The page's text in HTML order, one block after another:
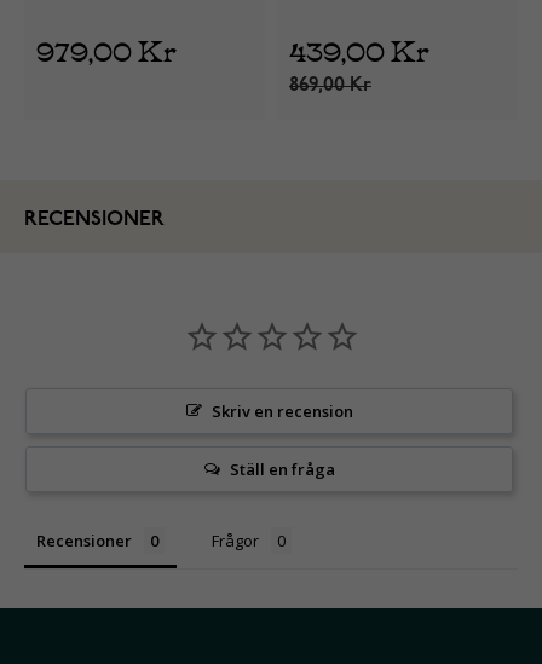
979,00 Kr 439,00 Kr
869,00 Kr
RECENSIONER
Skriv en recension
Ställ en fråga
Recensioner Frågor